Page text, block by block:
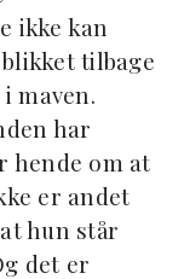
ikke kan
tilbage
maven.
har
hende om at
er andet
hun står
det er